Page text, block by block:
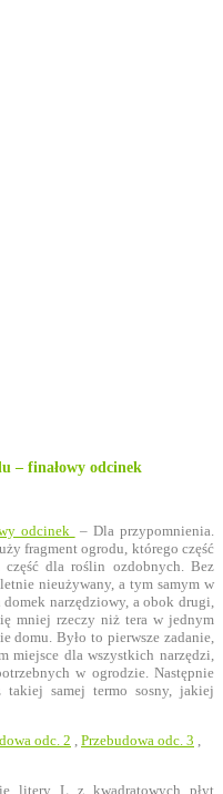
– finałowy odcinek
odcinek
– Dla przypomnienia.
fragment ogrodu, którego część
część dla roślin ozdobnych. Bez
nieużywany, a tym samym w
narzędziowy, a obok drugi,
mniej rzeczy niż tera w jednym
domu. Było to pierwsze zadanie,
miejsce dla wszystkich narzędzi,
w ogrodzie. Następnie
takiej samej termo sosny, jakiej
odc. 2 Przebudowa odc. 3
litery L z kwadratowych płyt